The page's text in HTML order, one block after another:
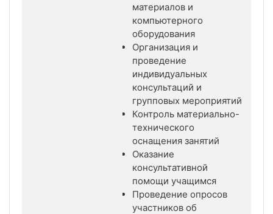
материалов и
компьютерного
оборудования
Организация и
проведение
индивидуальных
консультаций и
групповых мероприятий
Контроль материально-
технического
оснащения занятий
Оказание
консультативной
помощи учащимся
Проведение опросов
участников об